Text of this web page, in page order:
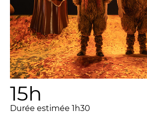
15h
Durée estimée 1h30